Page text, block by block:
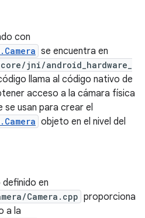
con
se encuentra en
jni/android_hardware_
llama al código nativo de
acceso a la cámara física
usan para crear el
objeto en el nivel del
en
Camera.cpp proporciona
a la